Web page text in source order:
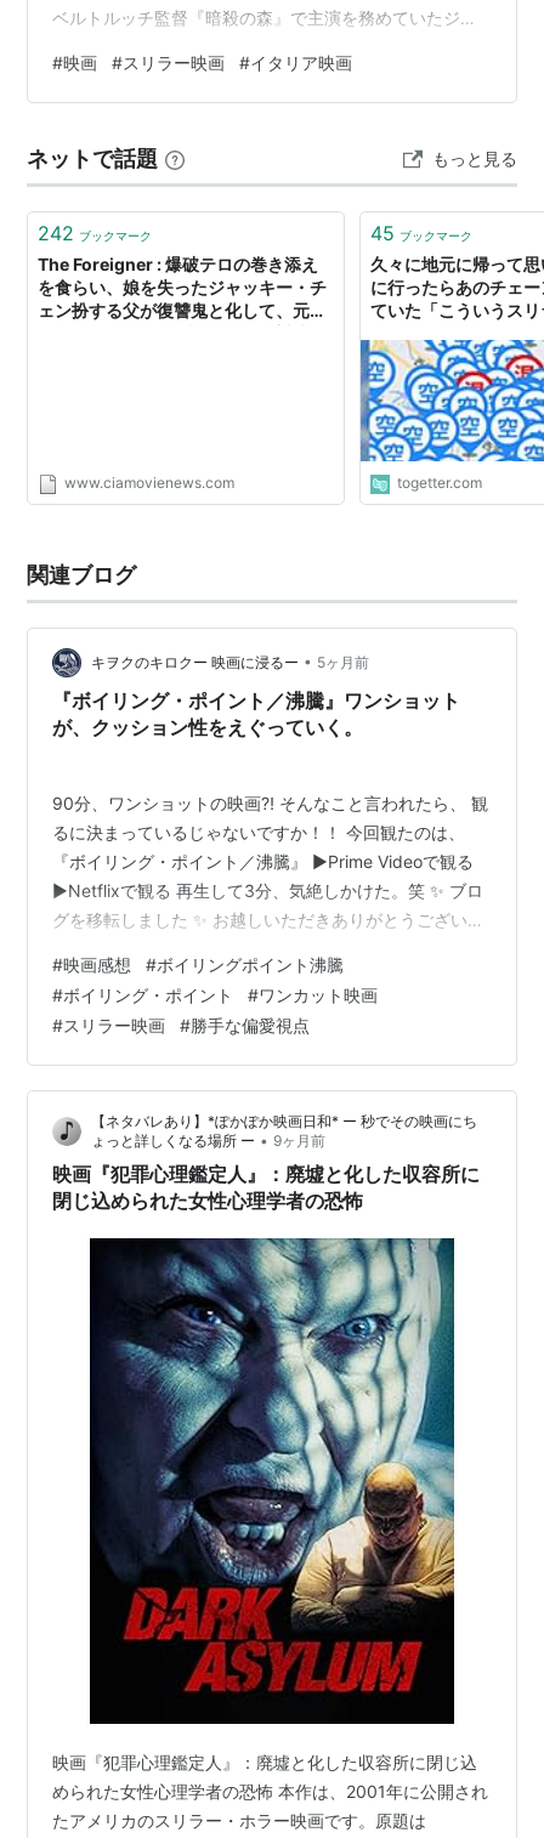
ベルトルッチ監督『暗殺の森』で主演を務めていたジャ
を見てるだけで楽しい。 全体的にも、60年代パリの街並
みやファッション、風光明媚な観光地、耽美なインテリ
かった。イタリアの監督らしい幻想味もいい。 ちなみに
ウンベルト・レンツィ監督作品に当たるのはこれで三度
目で…
#映画 #スリラー映画 #イタリア映画
ネットで話題 もっと見る
242 ブックマーク
The Foreigner : 爆破テロの巻き添え
を食らい、娘を失ったジャッキー・チ
ェン扮する父が復讐鬼と化して、元
www.ciamovienews.com
45 ブックマーク
久々に地元に帰って
に行ったらあのチェ
ていた「こういうス
togetter.com
関連ブログ
キヲクのキロクー 映画に浸るー • 5ヶ月前
『ボイリング・ポイント／沸騰』ワンショット
が、クッション性をえぐっていく。
90分、ワンショットの映画⁈ そんなこと言われたら、 観
るに決まっているじゃないですか！！ 今回観たのは、
『ボイリング・ポイント／沸騰』 ▶︎Prime Videoで観る
▶︎Netflixで観る 再生して3分、気絶しかけた。笑 ✨ ブロ
グを移転しました ✨ お越しいただきありがとうございま
後に移動します。 お急ぎの方はこちら▶︎
#映画感想 #ボイリングポイント沸騰
#ボイリング・ポイント #ワンカット映画
#スリラー映画 #勝手な偏愛視点
【ネタバレあり】*ぽかぽか映画日和* ー 秒でその映画にち
ょっと詳しくなる場所 ー • 9ヶ月前
映画『犯罪心理鑑定人』：廃墟と化した収容所に
閉じ込められた女性心理学者の恐怖
映画『犯罪心理鑑定人』：廃墟と化した収容所に閉じ込
められた女性心理学者の恐怖 本作は、2001年に公開され
たアメリカのスリラー・ホラー映画です。原題は